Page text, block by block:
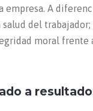
A
del
moral frente
a